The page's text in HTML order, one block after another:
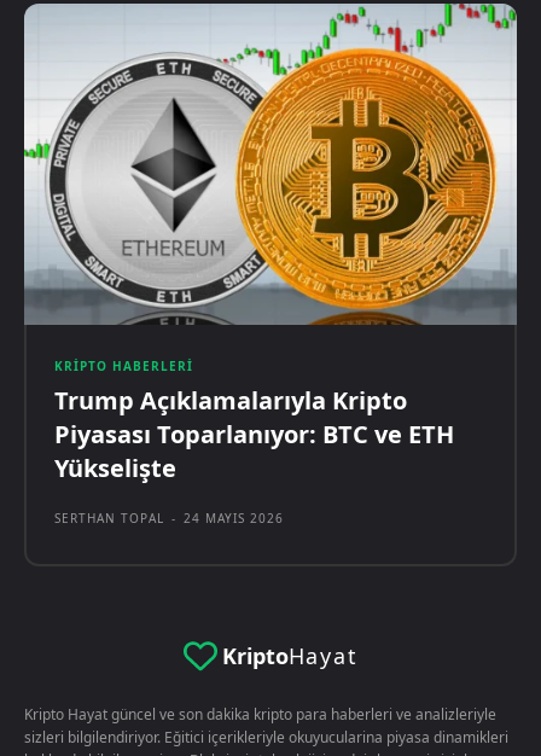
KRIPTO HABERLERI
Trump Açıklamalarıyla Kripto
Piyasası Toparlanıyor: BTC ve ETH
Yükselişte
SERTHAN TOPAL - 24 MAYIS 2026
KriptoHayat
Kripto Hayat güncel ve son dakika kripto para haberleri ve analizleriyle
sizleri bilgilendiriyor. Eğitici içerikleriyle okuyucularina piyasa dinamikleri